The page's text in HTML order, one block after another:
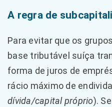
A regra de
Para evitar que os
base tributável suíça
forma de juros de
rácio máximo de
dívida/capital próprio).